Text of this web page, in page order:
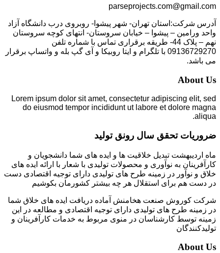
parseprojects.com@gmail.com
آدرس شرکت:استان تهران- شهر پیشوا- روبروی درب دانشگاه آزاد
واحد ورامین – پیشوا – خیابان سروستان- انتهای کوچه سروستان
نهم – پلاک 44- طریقه برقراری تماس با شماره تلفن
09136729270 با تلگرام و ایتا روبیکا و آی گپ بله و واتساپ برقرار
می باشد.
About Us
Lorem ipsum dolor sit amet, consectetur adipiscing elit, sed
do eiusmod tempor incididunt ut labore et dolore magna
aliqua.
ضروریات تحقق سال رونق تولید
ماه اردیبهشت تبدیل خلاقیت ها و ایده های شما دانشجویان و
کارآفرینان به نوآوری و محصولات تولیدی با شعار با ارائه ایده های
خلاق و نوآور در زمینه طرح های تولیدی دارای توجیه اقتصادی دست
در دست هم برای استقلال هر چه بیشتر کشورمان بکوشیم
شرکت کوروش صنعت هخامنش آماده دریافت ایده های خلاق شما
در زمینه طرح های تولیدی دارای توجیه اقتصادی و مطالعه در این
زمینه توسط کارشناسان در منوی مربوط به خدمات کارآفرینان و
تولیدکنندگان
About Us